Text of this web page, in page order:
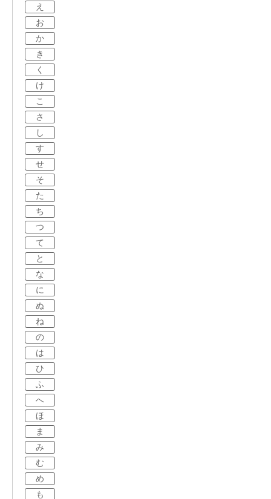
え
お
か
き
く
け
こ
さ
し
す
せ
そ
た
ち
つ
て
と
な
に
ぬ
ね
の
は
ひ
ふ
へ
ほ
ま
み
む
め
も